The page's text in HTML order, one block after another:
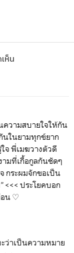
ห็น
ความสบายใจให้กัน
นในยามทุกข์ยาก
จ พี่เมฆวางตัวดี
มที่เกื้อกูลกันชัดๆ
กระผมจักขอเป็น
<<< ประโยคบอก
อน ♡
ว่าเป็นความหมาย